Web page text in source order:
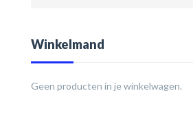
Winkelmand
Geen producten in je winkelwagen.